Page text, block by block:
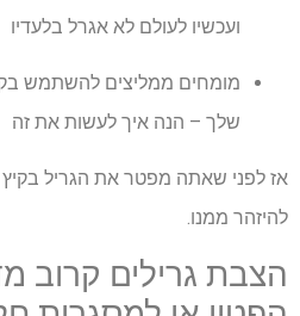
ועכשיו לעולם לא אגרל בלעדיו
מומחים ממליצים להשתמש
שלך – הנה איך לעשות את זה
אז לפני שאתה מפטר את הגריל
להיזהר ממנו.
הצבת גרילים קרוב